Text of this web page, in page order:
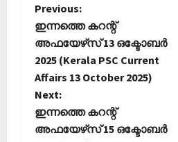
P
o
s
t
n
Previous:
ഇന്നത്തെ കറന്റ്
അഫയേഴ്‌സ് 13 ഒക്ടോബര്‍
2025 (Kerala PSC Current
Affairs 13 October 2025)
Next:
ഇന്നത്തെ കറന്റ്
അഫയേഴ്‌സ് 15 ഒക്ടോബര്‍